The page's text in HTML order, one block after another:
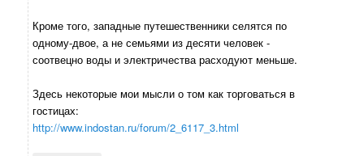
Кроме того, западные путешественники селятся по
одному-двое, а не семьями из десяти человек -
соотвецно воды и электричества расходуют меньше.
Здесь некоторые мои мысли о том как торговаться в
гостицах:
http://www.indostan.ru/forum/2_6117_3.html